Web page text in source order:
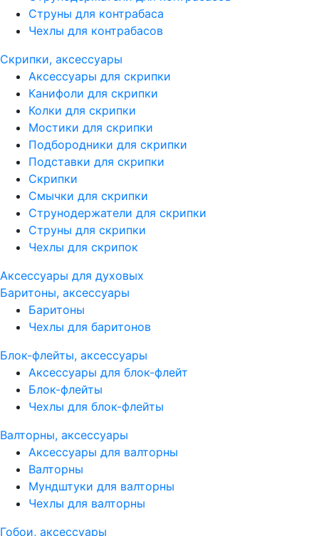
Струны для контрабаса
Чехлы для контрабасов
Скрипки, аксессуары
Аксессуары для скрипки
Канифоли для скрипки
Колки для скрипки
Мостики для скрипки
Подбородники для скрипки
Подставки для скрипки
Скрипки
Смычки для скрипки
Струнодержатели для скрипки
Струны для скрипки
Чехлы для скрипок
Аксессуары для духовых
Баритоны, аксессуары
Баритоны
Чехлы для баритонов
Блок-флейты, аксессуары
Аксессуары для блок-флейт
Блок-флейты
Чехлы для блок-флейты
Валторны, аксессуары
Аксессуары для валторны
Валторны
Мундштуки для валторны
Чехлы для валторны
Гобои, аксессуары